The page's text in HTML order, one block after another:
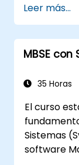
Sistemas
mejores
cubre los
plantillas y
y enseña
aplicarse.
Leer más...
MBSE
35 Horas
El curso
Sistemas
software